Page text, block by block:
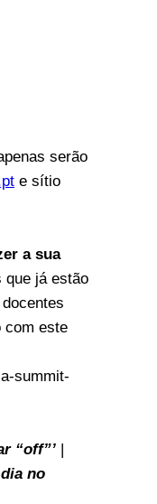
serão
e sítio
a sua
que já estão
com este
summit-
“off”’ |
no